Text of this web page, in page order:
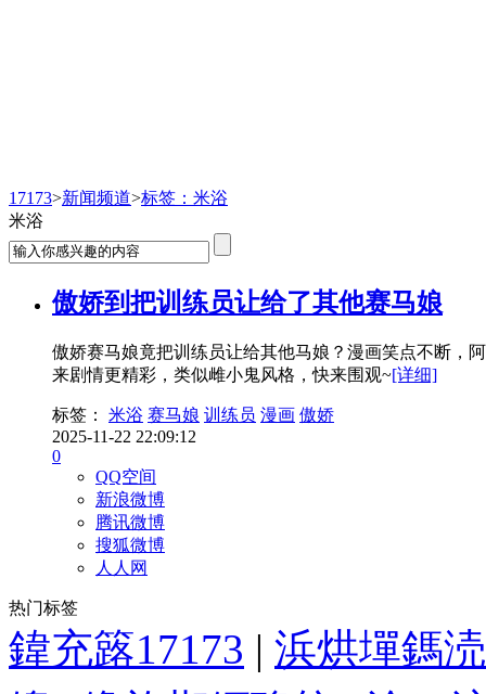
17173>新闻频道>标签：米浴
米浴
傲娇到把训练员让给了其他赛马娘
傲娇赛马娘竟把训练员让给其他马娘？漫画笑点不断，
来剧情更精彩，类似雌小鬼风格，快来围观~[详细]
标签： 米浴 赛马娘 训练员 漫画 傲娇
2025-11-22 22:09:12
0
QQ空间
新浪微博
腾讯微博
搜狐微博
人人网
热门标签
鍏充簬17173 | 浜烘墠鎷